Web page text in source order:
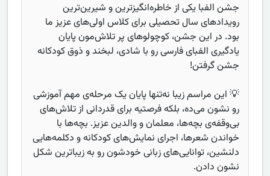
جشن الفبا یکی از خاطره‌انگیزترین و شیرین‌ترین
رویدادهای سال تحصیلی برای کلاس اولی‌های عزیز ما
بود. در این جشن، کوچولوهای پر تلاش‌مون پایان
یادگیری الفبای فارسی رو با شادی، لبخند و ذوق کودکانه
جشن گرفتن!
💡 این مراسم زیبا نه‌تنها پایان یک مرحله‌ی مهم آموزشی
رو نشون می‌ده، بلکه فرصتیه برای قدردانی از تلاش‌های
بی‌وقفه‌ی بچه‌ها، معلمان و والدین عزیز. بچه‌ها با
خواندن شعرها، اجرای نمایش‌های کودکانه و دکلمه‌هایی
دلنشین، توانایی‌های زبانی خودشون رو به زیباترین شکل
نشون دادن.